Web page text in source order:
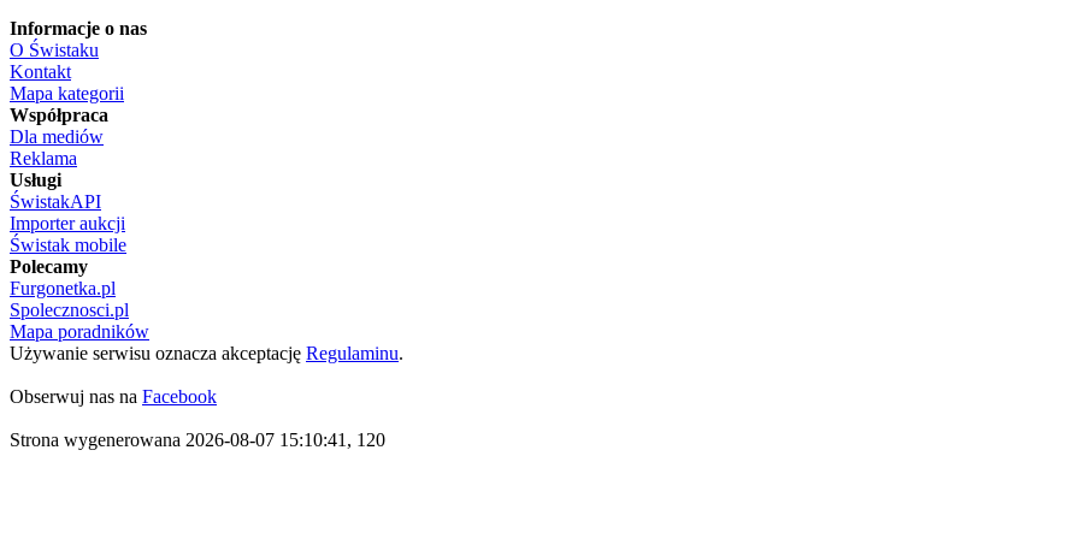
Informacje o nas
O Świstaku
Kontakt
Mapa kategorii
Współpraca
Dla mediów
Reklama
Usługi
ŚwistakAPI
Importer aukcji
Świstak mobile
Polecamy
Furgonetka.pl
Spolecznosci.pl
Mapa poradników
Używanie serwisu oznacza akceptację Regulaminu.
Obserwuj nas na Facebook
Strona wygenerowana 2026-08-07 15:10:41, 120